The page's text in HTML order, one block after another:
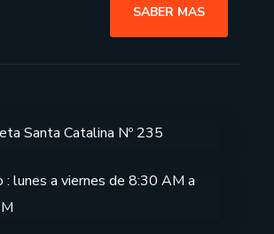
SABER MAS
Santa Catalina Nº 235
: lunes a viernes de 8:30 AM a